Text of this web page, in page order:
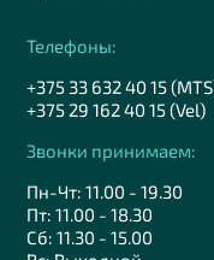
Телефоны:
+375 33 632 40 15
+375 29 162 40 15 (Vel)
Звонки принимаем:
Пн-Чт: 11.00 - 19.30
Пт: 11.00 - 18.30
Сб: 11.30 - 15.00